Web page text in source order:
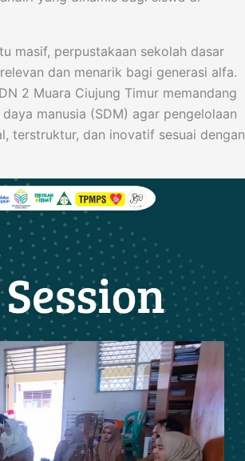
masif, perpustakaan sekolah dasar
dan menarik bagi generasi alfa.
2 Muara Ciujung Timur memandang
manusia (SDM) agar pengelolaan
terstruktur, dan inovatif sesuai dengan